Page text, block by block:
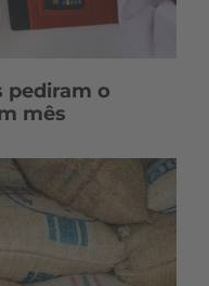
pediram o
mês